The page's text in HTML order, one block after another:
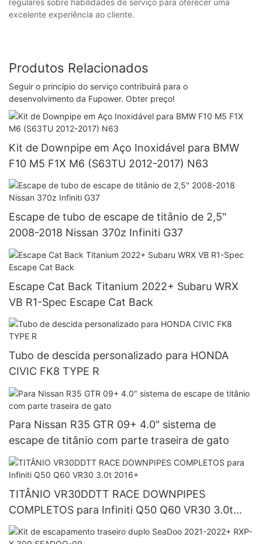
excelente experiência ao cliente.
Produtos Relacionados
Seguir o princípio do serviço contribuirá para o
desenvolvimento da Fupower. Obter preço!
Kit de Downpipe em Aço Inoxidável para BMW
F10 M5 F1X M6 (S63TU 2012-2017) N63
Escape de tubo de escape de titânio de 2,5"
2008-2018 Nissan 370z Infiniti G37
Escape Cat Back Titanium 2022+ Subaru WRX
VB R1-Spec Escape Cat Back
Tubo de descida personalizado para HONDA
CIVIC FK8 TYPE R
Para Nissan R35 GTR 09+ 4.0" sistema de
escape de titânio com parte traseira de gato
TITÂNIO VR30DDTT RACE DOWNPIPES
COMPLETOS para Infiniti Q50 Q60 VR30 3.0t
2016+